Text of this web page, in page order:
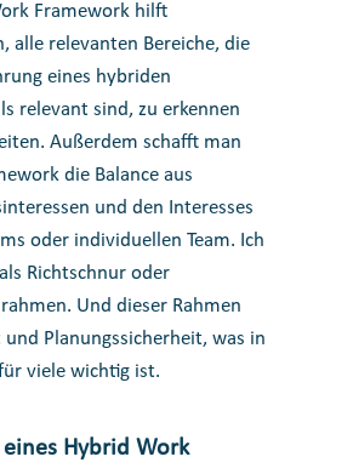
Framework hilft
alle relevanten Bereiche, die
eines hybriden
relevant sind, zu erkennen
Außerdem schafft man
die Balance aus
und den Interesses
oder individuellen Team. Ich
Richtschnur oder
Und dieser Rahmen
Planungssicherheit, was in
viele wichtig ist.
Hybrid Work